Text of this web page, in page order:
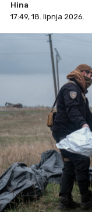
Hina
17:49, 18. lipnja 2026.